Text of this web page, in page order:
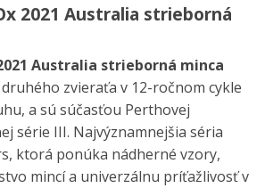
2021 Australia strieborná
Australia strieborná minca
zvieraťa v 12-ročnom cykle
a sú súčasťou Perthovej
série III. Najvýznamnejšia séria
ktorá ponúka nádherné vzory,
mincí a univerzálnu príťažlivosť v